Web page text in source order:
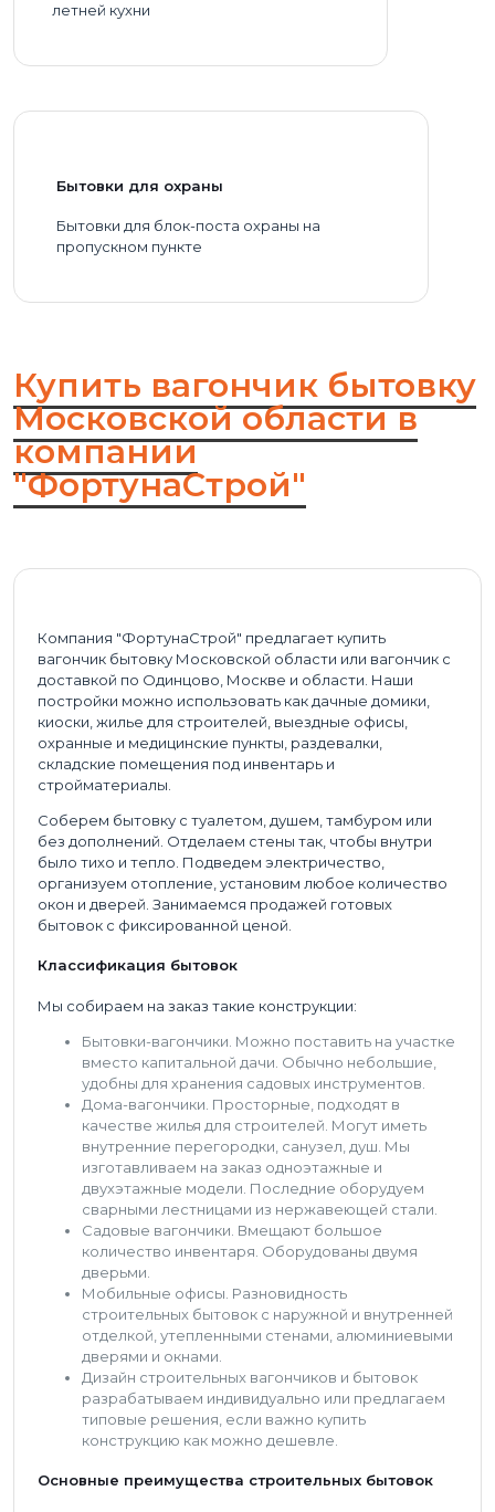
летней кухни
Бытовки для охраны
Бытовки для блок-поста охраны на
пропускном пункте
Купить вагончик бытовку
Московской области в
компании
"ФортунаСтрой"
Компания "ФортунаСтрой" предлагает купить
вагончик бытовку Московской области или вагончик с
доставкой по Одинцово, Москве и области. Наши
постройки можно использовать как дачные домики,
киоски, жилье для строителей, выездные офисы,
охранные и медицинские пункты, раздевалки,
складские помещения под инвентарь и
стройматериалы.
Соберем бытовку с туалетом, душем, тамбуром или
без дополнений. Отделаем стены так, чтобы внутри
было тихо и тепло. Подведем электричество,
организуем отопление, установим любое количество
окон и дверей. Занимаемся продажей готовых
бытовок с фиксированной ценой.
Классификация бытовок
Мы собираем на заказ такие конструкции:
Бытовки-вагончики. Можно поставить на участке
вместо капитальной дачи. Обычно небольшие,
удобны для хранения садовых инструментов.
Дома-вагончики. Просторные, подходят в
качестве жилья для строителей. Могут иметь
внутренние перегородки, санузел, душ. Мы
изготавливаем на заказ одноэтажные и
двухэтажные модели. Последние оборудуем
сварными лестницами из нержавеющей стали.
Садовые вагончики. Вмещают большое
количество инвентаря. Оборудованы двумя
дверьми.
Мобильные офисы. Разновидность
строительных бытовок с наружной и внутренней
отделкой, утепленными стенами, алюминиевыми
дверями и окнами.
Дизайн строительных вагончиков и бытовок
разрабатываем индивидуально или предлагаем
типовые решения, если важно купить
конструкцию как можно дешевле.
Основные преимущества строительных бытовок